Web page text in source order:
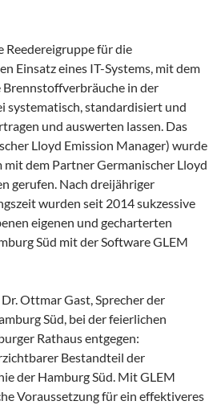
Reedereigruppe für die
Einsatz eines IT-Systems, mit dem
in der
systematisch, standardisiert und
und auswerten lassen. Das
Lloyd Emission Manager) wurde
mit dem Partner Germanischer Lloyd
gerufen. Nach dreijähriger
wurden seit 2014 sukzessive
eigenen und gecharterten
Süd mit der Software GLEM
Ottmar Gast, Sprecher der
Süd, bei der feierlichen
Rathaus entgegen:
Bestandteil der
der Hamburg Süd. Mit GLEM
Voraussetzung für ein effektiveres